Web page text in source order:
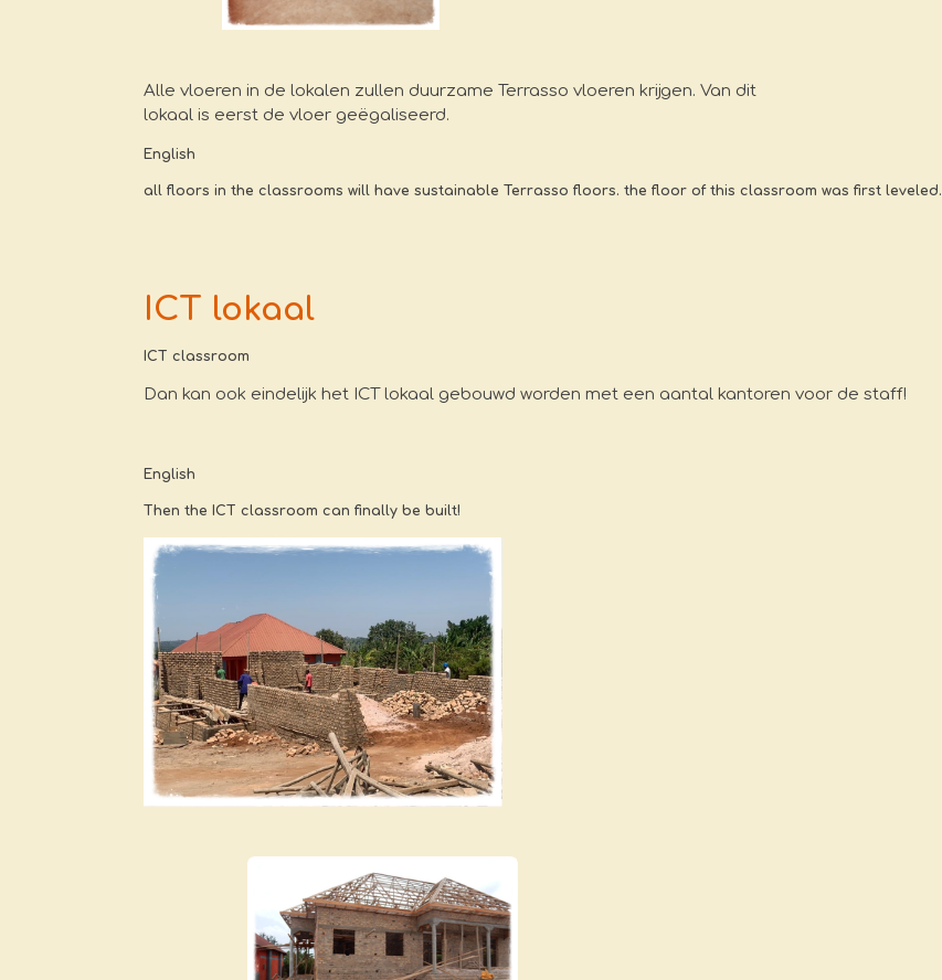
Alle vloeren in de lokalen zullen duurzame Terrasso vloeren krijgen. Van dit
lokaal is eerst de vloer geëgaliseerd.
English
all floors in the classrooms will have sustainable Terrasso floors. the floor of this classroom was first leveled.
ICT lokaal
ICT classroom
Dan kan ook eindelijk het ICT lokaal gebouwd worden met een aantal kantoren voor de staff!
English
Then the ICT classroom can finally be built!